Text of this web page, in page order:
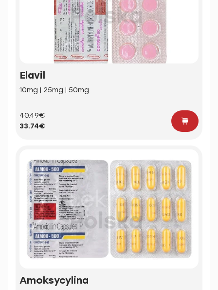
Elavil
10mg | 25mg | 50mg
40.49€
33.74€
Amoksycylina